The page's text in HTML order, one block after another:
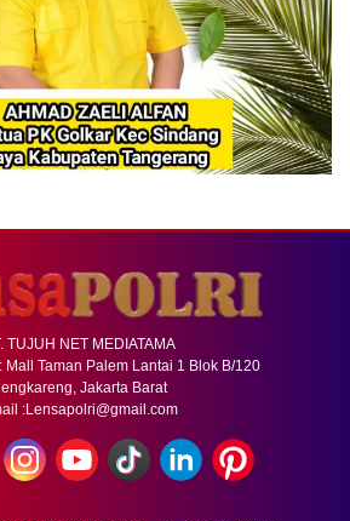
TUJUH NET MEDIATAMA
Mall Taman Palem Lantai 1 Blok B/120
Jakarta Barat
:Lensapolri@gmail.com